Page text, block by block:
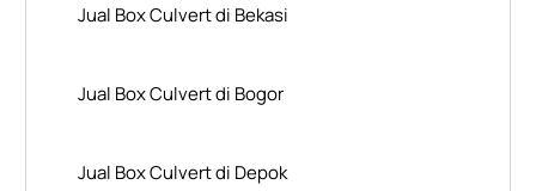
Jual Box Culvert di Bekasi
Jual Box Culvert di Bogor
Jual Box Culvert di Depok